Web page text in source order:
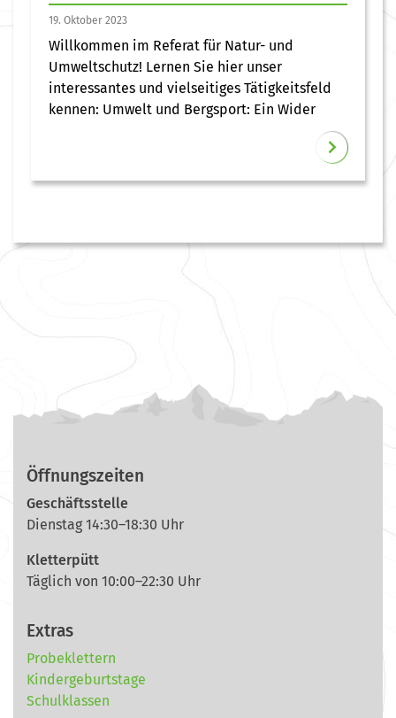
19. Oktober 2023
Willkommen im Referat für Natur- und
Umweltschutz! Lernen Sie hier unser
interessantes und vielseitiges Tätigkeitsfeld
kennen: Umwelt und Bergsport: Ein Wider
Öffnungszeiten
Geschäftsstelle
Dienstag 14:30–18:30 Uhr
Kletterpütt
Täglich von 10:00–22:30 Uhr
Extras
Probeklettern
Kindergeburtstage
Schulklassen